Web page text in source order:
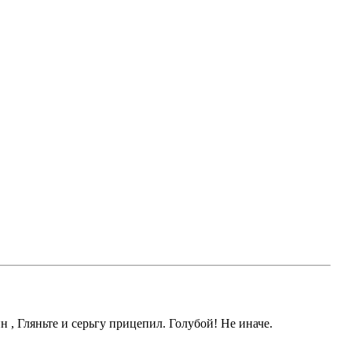
Гляньте и серьгу прицепил. Голубой! Не иначе.